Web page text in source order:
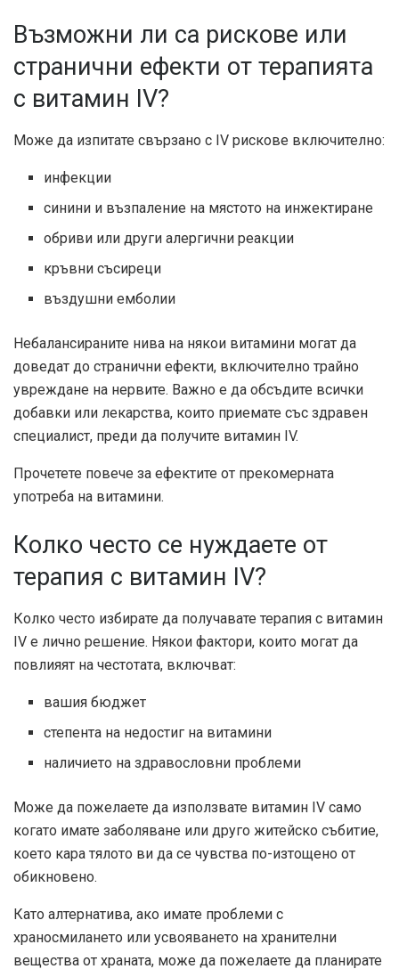
Възможни ли са рискове или
странични ефекти от терапията
с витамин IV?
Може да изпитате свързано с IV рискове включително:
инфекции
синини и възпаление на мястото на инжектиране
обриви или други алергични реакции
кръвни съсиреци
въздушни емболии
Небалансираните нива на някои витамини могат да
доведат до странични ефекти, включително трайно
увреждане на нервите. Важно е да обсъдите всички
добавки или лекарства, които приемате със здравен
специалист, преди да получите витамин IV.
Прочетете повече за ефектите от прекомерната
употреба на витамини.
Колко често се нуждаете от
терапия с витамин IV?
Колко често избирате да получавате терапия с витамин
IV е лично решение. Някои фактори, които могат да
повлияят на честотата, включват:
вашия бюджет
степента на недостиг на витамини
наличието на здравословни проблеми
Може да пожелаете да използвате витамин IV само
когато имате заболяване или друго житейско събитие,
което кара тялото ви да се чувства по-изтощено от
обикновено.
Като алтернатива, ако имате проблеми с
храносмилането или усвояването на хранителни
вещества от храната, може да пожелаете да планирате